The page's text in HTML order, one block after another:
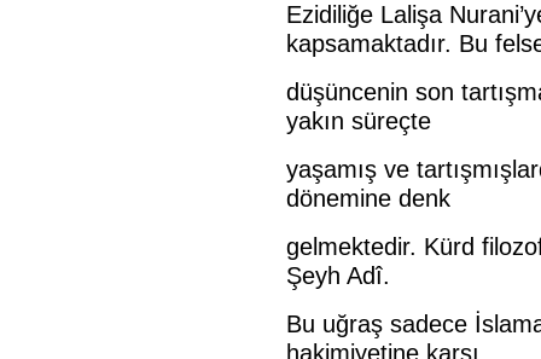
Ezidiliğe Lalişa
kapsamaktadır. Bu
düşüncenin son
yakın süreçte
yaşamış ve
dönemine denk
gelmektedir. Kürd
Şeyh Adî.
Bu uğraş sadece
hakimiyetine karşı